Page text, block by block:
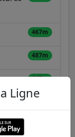
467m
487m
647m
Ligne